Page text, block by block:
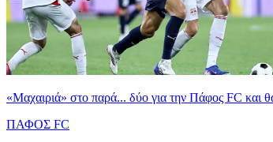
«Μαχαιριά» στο παρά... δύο για την Πάφος FC και
ΠΑΦΟΣ FC